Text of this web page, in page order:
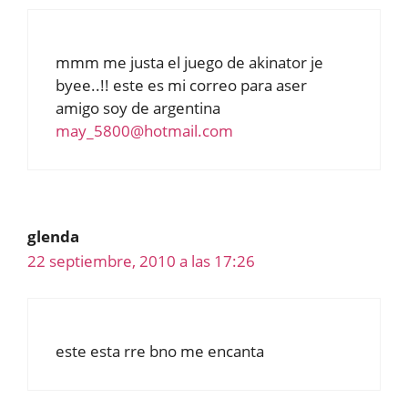
mmm me justa el juego de akinator je
byee..!! este es mi correo para aser
amigo soy de argentina
may_5800@hotmail.com
glenda
22 septiembre, 2010 a las 17:26
este esta rre bno me encanta